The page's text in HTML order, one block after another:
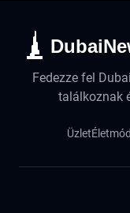
Fedezze fel
találkoznak
ÜzletÉletmód